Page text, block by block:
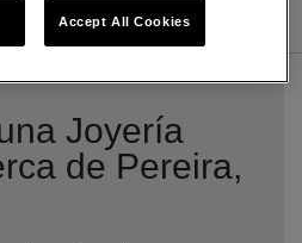
Joyería
de Pereira,
Accept All Cookies